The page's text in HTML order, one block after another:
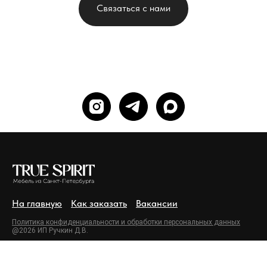
Связаться с нами
На главную Как заказать Вакансии
Политика конфиденциальности и обработки персональных данных
@2026 ИП Ручкин Д.В.